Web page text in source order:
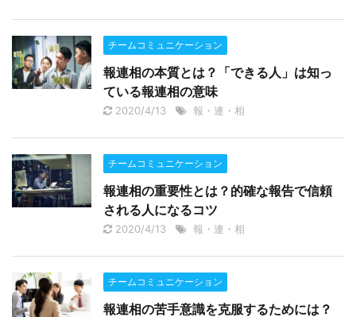
チームコミュニケーション
報連相の本質とは？「できる人」は知っ
ている報連相の意味
2020/4/13 報・連・相
チームコミュニケーション
報連相の重要性とは？的確な報告で信頼
される人になるコツ
2020/4/13 報・連・相
チームコミュニケーション
報連相の苦手意識を克服するためには？